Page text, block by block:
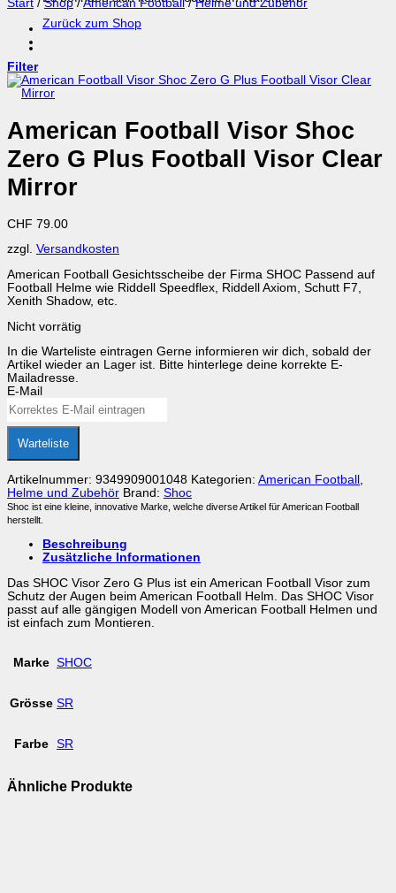
Zurück zum Shop
Start / Shop / American Football / Helme und Zubehör
Filter
American Football Visor Shoc
Zero G Plus Football Visor Clear
Mirror
CHF 79.00
zzgl. Versandkosten
American Football Gesichtsscheibe der Firma SHOC Passend auf
Football Helme wie Riddell Speedflex, Riddell Axiom, Schutt F7,
Xenith Shadow, etc.
Nicht vorrätig
In die Warteliste eintragen Gerne informieren wir dich, sobald der
Artikel wieder an Lager ist. Bitte hinterlege deine korrekte E-
Mailadresse.
E-Mail
Warteliste
Artikelnummer: 9349909001048 Kategorien: American Football
Helme und Zubehör Brand: Shoc
Shoc ist eine kleine, innovative Marke, welche diverse Artikel für American Football
herstellt.
Beschreibung
Zusätzliche Informationen
Das SHOC Visor Zero G Plus ist ein American Football Visor zum
Schutz der Augen beim American Football Helm. Das SHOC Visor
passt auf alle gängigen Modell von American Football Helmen und
ist einfach zum Montieren.
Marke SHOC
Grösse SR
Farbe SR
Ähnliche Produkte